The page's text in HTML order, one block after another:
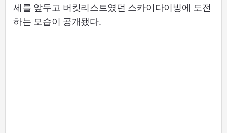
세를 앞두고 버킷리스트였던 스카이다이빙에 도전
하는 모습이 공개됐다.